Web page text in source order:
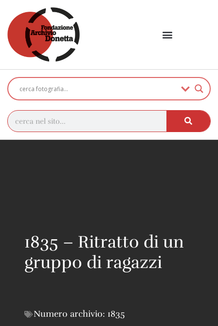
1835 – Ritratto di un
gruppo di ragazzi
Numero archivio: 1835